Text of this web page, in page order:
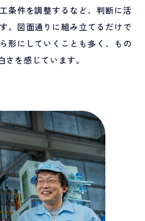
条件を調整するなど、判断に活
。図面通りに組み立てるだけで
形にしていくことも多く、もの
を感じています。